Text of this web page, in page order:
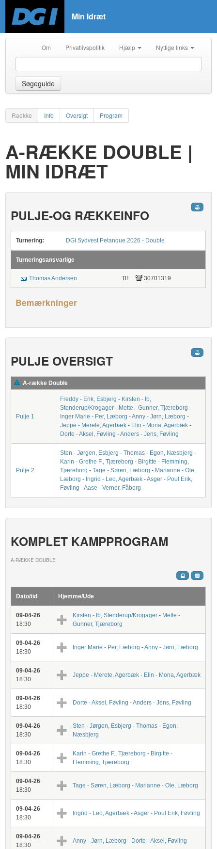
Min Idræt
Om Privatlivspolitik Hjælp Nyttige links
Søgeguide
Raekke Info Oversigt Program
A-RÆKKE DOUBLE |
MIN IDRÆT
PULJE-OG RÆKKEINFO
Turnering: DGI Sydvest Petanque 2026 - Double
Turneringsansvarlige
Thomas Andersen Tlf: 30701319
Bemærkninger
PULJE OVERSIGT
A-række Double
Pulje 1
Freddy - Erik, Esbjerg - Kirsten - Ib,
Stenderup/Krogager- Mette - Gunner, Tjæreborg-
Inger Marie - Per, Læborg -Anny - Jørn, Læborg -
Jeppe - Merete, Agerbæk - Elin - Mona, Agerbæk-
Dorte - Aksel, Føvling-Anders - Jens, Føvling
Pulje 2
Sten - Jørgen, Esbjerg-Thomas - Egon, Næsbjerg-
Karin - Grethe F., Tjæreborg- Birgitte - Flemming,
Tjæreborg -Tage - Søren, Læborg - Marianne - Ole,
Læborg - Ingrid - Leo, Agerbæk-Asger - Poul Erik,
Føvling-Aase - Verner, Fåborg
KOMPLET KAMPPROGRAM
A-RÆKKE DOUBLE
Dato/tid Hjemme/Ude
09-04-26
18:30
Kirsten - Ib, Stenderup/Krogager- Mette -
Gunner, Tjæreborg
09-04-26
18:30
Inger Marie - Per, Læborg -Anny - Jørn, Læborg
09-04-26
18:30
Jeppe - Merete, Agerbæk - Elin - Mona, Agerbæk
09-04-26
18:30
Dorte - Aksel, Føvling-Anders - Jens, Føvling
09-04-26
18:30
Sten - Jørgen, Esbjerg-Thomas - Egon,
Næsbjerg
09-04-26
18:30
Karin - Grethe F., Tjæreborg- Birgitte -
Flemming, Tjæreborg
09-04-26
18:30
Tage - Søren, Læborg - Marianne - Ole, Læborg
09-04-26
18:30
Ingrid - Leo, Agerbæk-Asger - Poul Erik, Føvling
09-04-26
18:30
Anny - Jørn, Læborg - Dorte - Aksel, Føvling